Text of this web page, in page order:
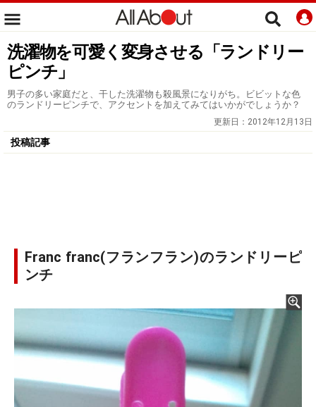
洗濯物を可愛く変身させる「ランドリー
ピンチ」
男子の多い家庭だと、干した洗濯物も殺風景になりがち。ビビットな色
のランドリーピンチで、アクセントを加えてみてはいかがでしょうか？
更新日： 2012年12月13日
投稿記事
Franc franc(フランフラン)のランドリーピ
ンチ